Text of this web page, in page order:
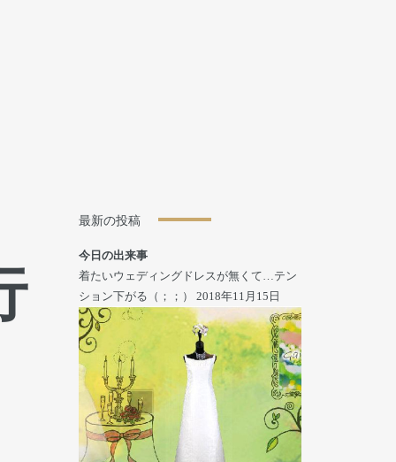
最新の投稿
今日の出来事
着たいウェディングドレスが無くて…テン
ション下がる（；；）
2018年11月15日